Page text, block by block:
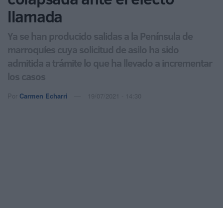
llamada
Ya se han producido salidas a la Península de
marroquíes cuya solicitud de asilo ha sido
admitida a trámite lo que ha llevado a incrementar
los casos
Por Carmen Echarri 19/07/2021 - 14:30